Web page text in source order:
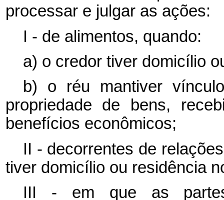
processar e julgar as ações:
I - de alimentos, quando:
a) o credor tiver domicílio
b) o réu mantiver
propriedade de bens,
benefícios econômicos;
II - decorrentes de
tiver domicílio ou residência
III - em que as